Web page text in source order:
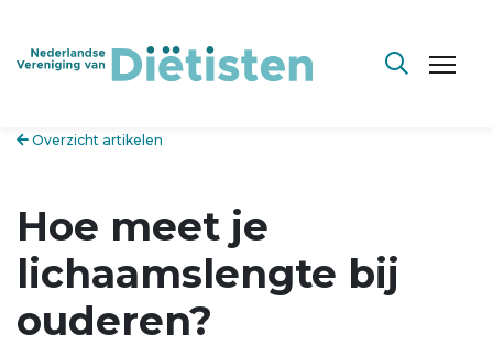
Overzicht artikelen
Hoe meet je
lichaamslengte bij
ouderen?